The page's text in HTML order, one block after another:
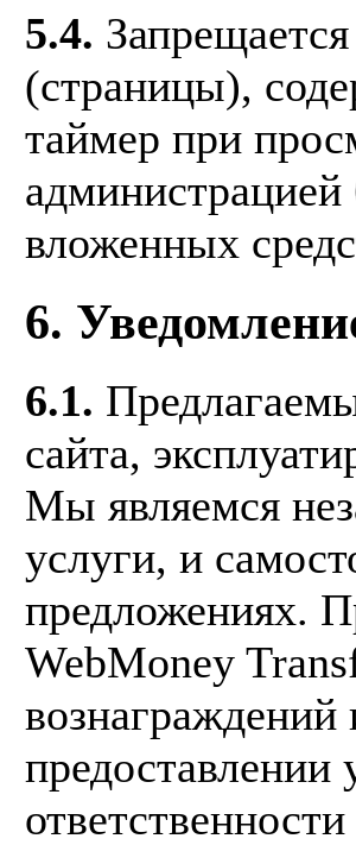
5.4.
(страницы),
таймер при
администрацией
вложенных
6.
6.1.
сайта,
Мы являемся
услуги, и
предложениях.
WebMoney
вознаграждений
предоставлении